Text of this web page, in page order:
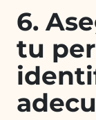
6.
tu